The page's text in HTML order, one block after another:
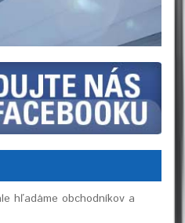
hľadáme obchodníkov a